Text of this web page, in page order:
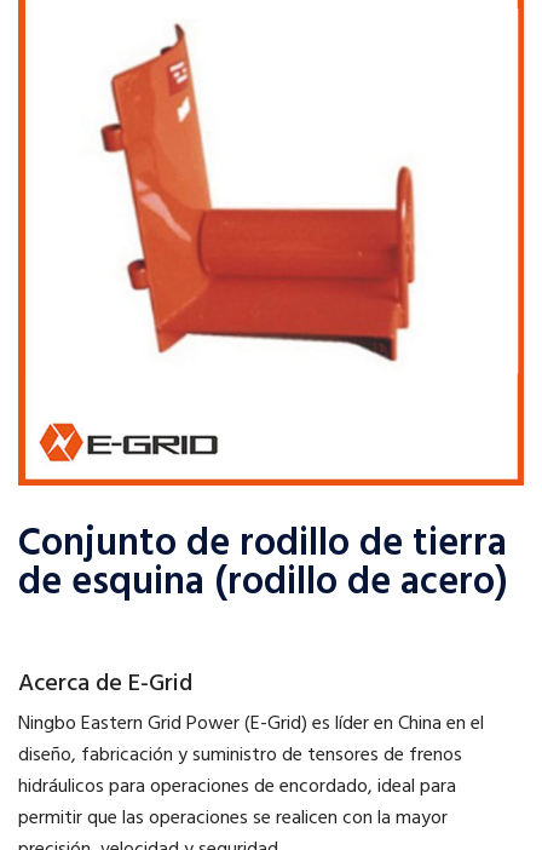
Conjunto de rodillo de tierra
de esquina (rodillo de acero)
Acerca de E-Grid
Ningbo Eastern Grid Power (E-Grid) es líder en China en el
diseño, fabricación y suministro de tensores de frenos
hidráulicos para operaciones de encordado, ideal para
permitir que las operaciones se realicen con la mayor